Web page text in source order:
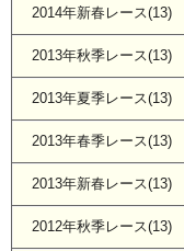
2014年新春レース(13)
2013年秋季レース(13)
2013年夏季レース(13)
2013年春季レース(13)
2013年新春レース(13)
2012年秋季レース(13)